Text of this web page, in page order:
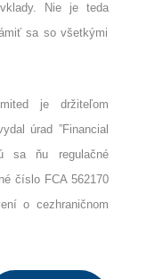
Nie je teda
sa so všetkými
je držiteľom
úrad ”Financial
sa ňu regulačné
číslo FCA 562170
o cezhraničnom